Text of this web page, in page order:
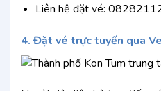
Liên hệ đặt vé:
4. Đặt vé trực tuyến qua